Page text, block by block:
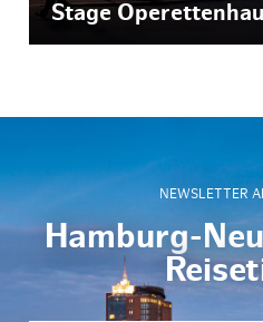
Stage
NEWSLETTER
Hamburg-